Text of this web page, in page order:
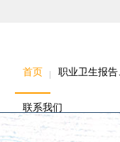
首页 职业卫生报
联系我们